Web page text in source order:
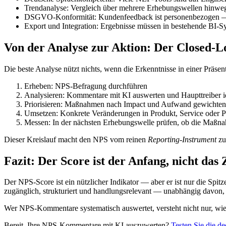
Trendanalyse: Vergleich über mehrere Erhebungswellen
DSGVO-Konformität: Kundenfeedback ist personenbezogen
Export und Integration: Ergebnisse müssen in bestehende BI-
Von der Analyse zur Aktion: Der Closed-
Die beste Analyse nützt nichts, wenn die Erkenntnisse in einer
Erheben: NPS-Befragung durchführen
Analysieren: Kommentare mit KI auswerten und Haupttreiber
Priorisieren: Maßnahmen nach Impact und Aufwand gewichten
Umsetzen: Konkrete Veränderungen in Produkt, Service oder
Messen: In der nächsten Erhebungswelle prüfen, ob die
Dieser Kreislauf macht den NPS vom reinen Reporting-Instrument
Fazit: Der Score ist der Anfang, nicht das
Der NPS-Score ist ein nützlicher Indikator — aber er ist nur die
zugänglich, strukturiert und handlungsrelevant — unabhängig
Wer NPS-Kommentare systematisch auswertet, versteht nicht nur,